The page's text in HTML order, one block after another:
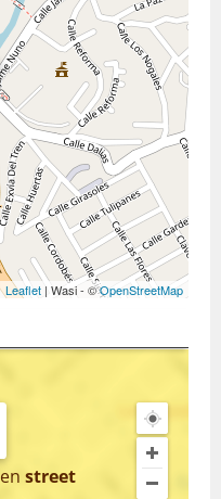
Leaflet | Wasi - ©OpenStreetMap
en street